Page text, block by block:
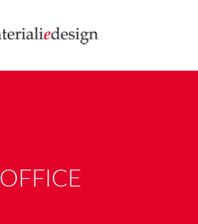
OFFICE